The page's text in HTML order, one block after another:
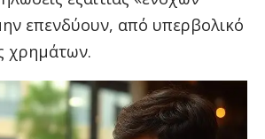
επενδύουν, από υπερβολικό
χρημάτων.